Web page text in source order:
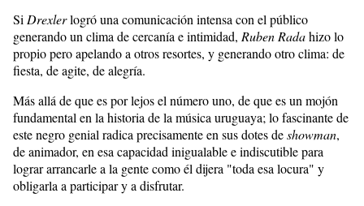
SiDrexlerlogró una comunicación intensa con el público
generando un clima de cercanía e intimidad, Ruben Radahizo lo
propio pero apelando a otros resortes, y generando otro clima: de
fiesta, de agite, de alegría.
Más allá de que es por lejos el número uno, de que es un mojón
fundamental en la historia de la música uruguaya; lo fascinante de
este negro genial radica precisamente en sus dotes deshowman,
de animador, en esa capacidad inigualable e indiscutible para
lograr arrancarle a la gente como él dijera "toda esa locura" y
obligarla a participar y a disfrutar.